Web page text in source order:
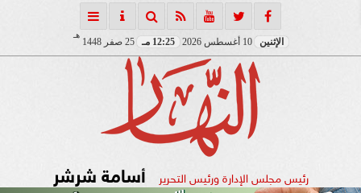
الإثنين 10 أغسطس 2026 12:25 مـ 25 صفر 1448
هـ
رئيس مجلس الإدارة ورئيس التحرير أسامة شرشر